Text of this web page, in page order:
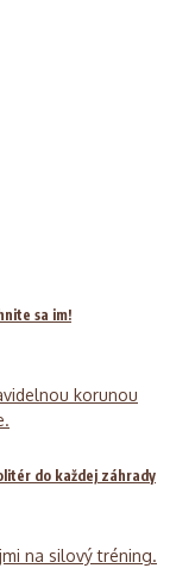
sa im!
do každej záhrady